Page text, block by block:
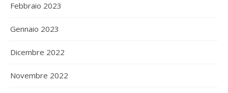
Febbraio 2023
Gennaio 2023
Dicembre 2022
Novembre 2022